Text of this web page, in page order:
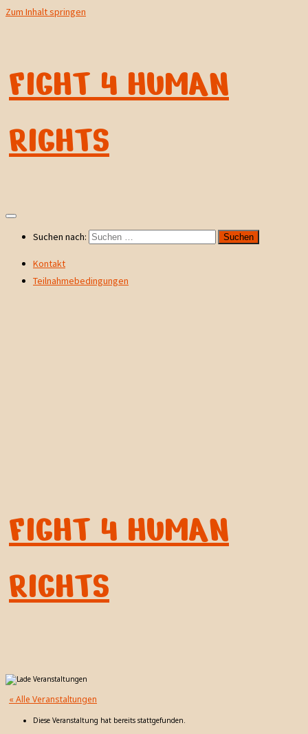
Zum Inhalt springen
FIGHT 4 HUMAN
RIGHTS
Suchen nach:
Kontakt
Teilnahmebedingungen
FIGHT 4 HUMAN
RIGHTS
« Alle Veranstaltungen
Diese Veranstaltung hat bereits stattgefunden.